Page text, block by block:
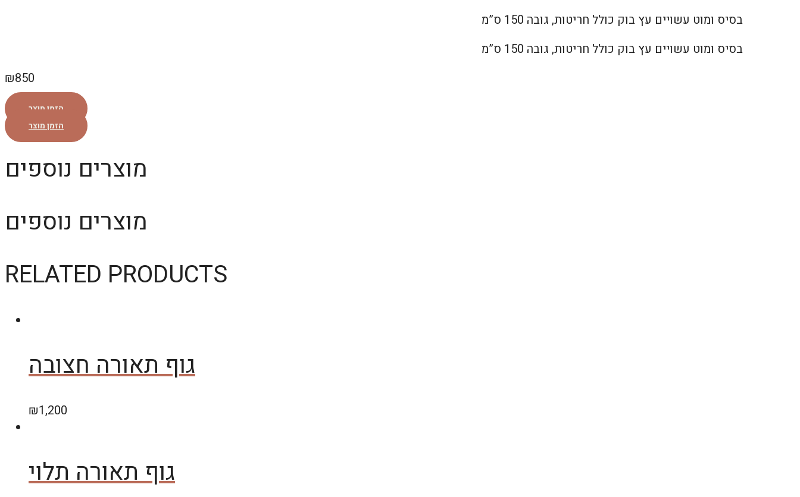
בסיס ומוט עשויים עץ בוק כולל חריטות, גובה 150 ס”מ
בסיס ומוט עשויים עץ בוק כולל חריטות, גובה 150 ס”מ
₪850
הזמן מוצר
הזמן מוצר
מוצרים נוספים
מוצרים נוספים
RELATED PRODUCTS
גוף תאורה חצובה
₪1,200
גוף תאורה תלוי